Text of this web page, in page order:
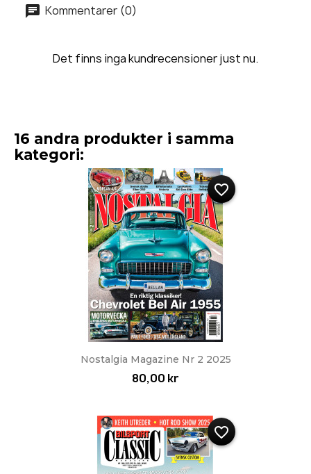
Kommentarer (0)
Det finns inga kundrecensioner just nu.
16 andra produkter i samma
kategori:
Nostalgia Magazine Nr 2 2025
80,00 kr
favorite_border
favorite_border